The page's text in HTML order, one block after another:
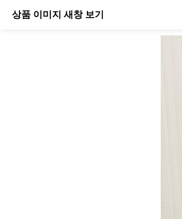
상품 이미지 새창 보기